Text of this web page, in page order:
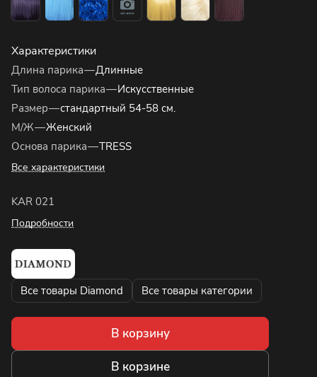
Характеристики
Длина парика—Длинные
Тип волоса парика—Искусственные
Размер—стандартный 54-58 см.
М/Ж—Женский
Основа парика—TRESS
Все характеристики
KAR 021
Подробности
Все товары Diamond Все товары категории
В корзину
В корзине